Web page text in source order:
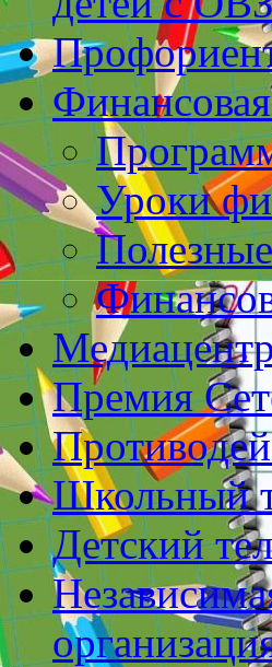
Уроки
Премия
Школьный
Детский